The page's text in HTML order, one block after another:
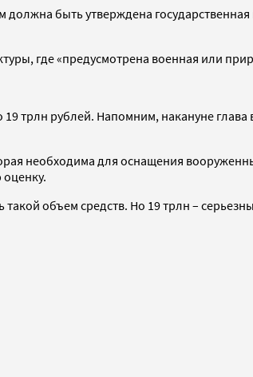
должна быть утверждена
где «предусмотрена военная или
трлн рублей. Напомним, накануне
необходима для оснащения
объем средств. Но 19 трлн –